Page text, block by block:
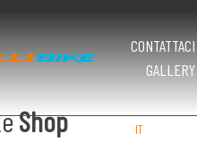
CONTATTACI
GALLERY
Shop IT